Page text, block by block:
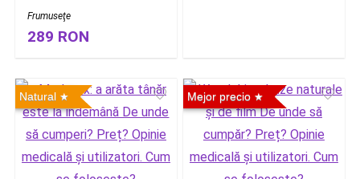
Frumuseţe
289 RON
Natural Mejor precio